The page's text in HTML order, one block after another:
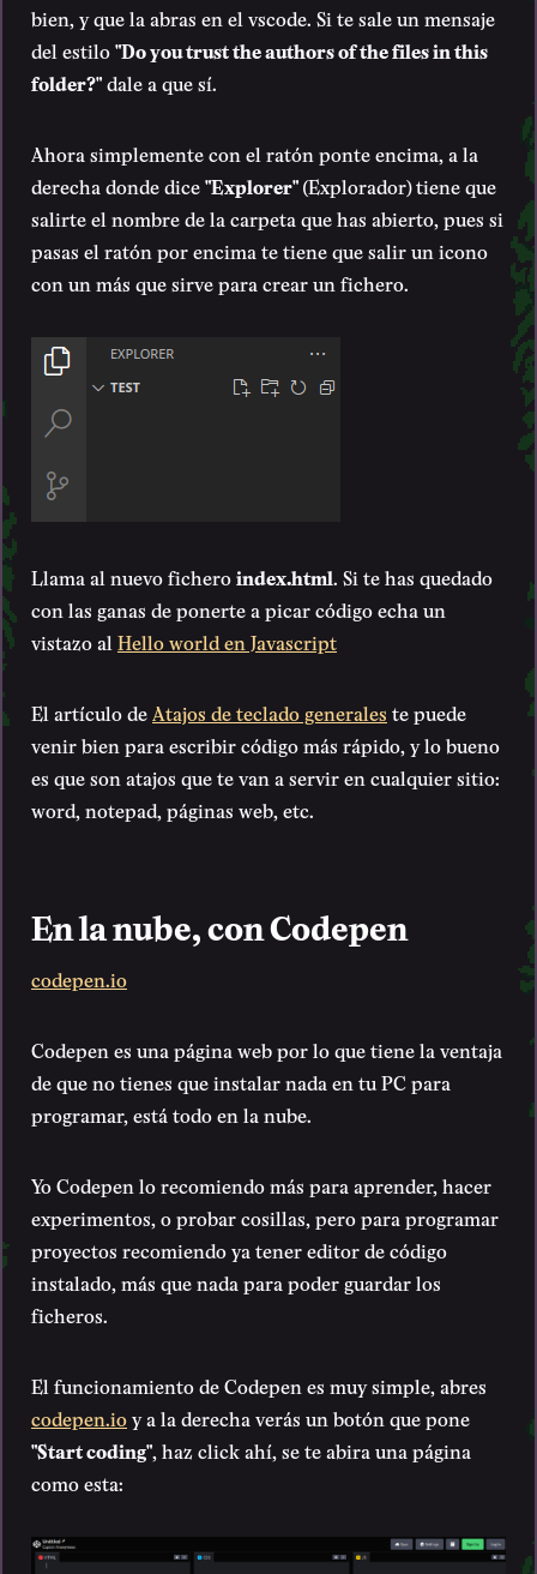
bien, y que la abras en el vscode. Si te sale un mensaje
del estilo"Do you trust the authors of the files in this
folder?"dale a que sí.
Ahora simplemente con el ratón ponte encima, a la
derecha donde dice"Explorer"(Explorador) tiene que
salirte el nombre de la carpeta que has abierto, pues si
pasas el ratón por encima te tiene que salir un icono
con un más que sirve para crear un fichero.
Llama al nuevo ficheroindex.html. Si te has quedado
con las ganas de ponerte a picar código echa un
vistazo al Hello world en Javascript
El artículo de Atajos de teclado generales te puede
venir bien para escribir código más rápido, y lo bueno
es que son atajos que te van a servir en cualquier sitio:
word, notepad, páginas web, etc.
En la nube, con Codepen
codepen.io
Codepen es una página web por lo que tiene la ventaja
de que no tienes que instalar nada en tu PC para
programar, está todo en la nube.
Yo Codepen lo recomiendo más para aprender, hacer
experimentos, o probar cosillas, pero para programar
proyectos recomiendo ya tener editor de código
instalado, más que nada para poder guardar los
ficheros.
El funcionamiento de Codepen es muy simple, abres
codepen.ioy a la derecha verás un botón que pone
"Start coding" , haz click ahí, se te abira una página
como esta: